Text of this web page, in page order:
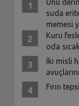
Unu
suda
memesi
Kuru
oda
İki misli
Fırın